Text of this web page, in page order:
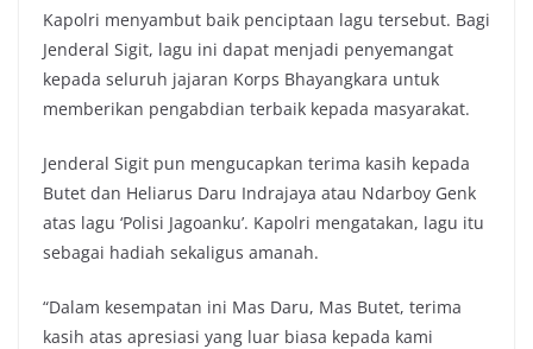
Kapolri menyambut baik penciptaan lagu tersebut. Bagi
Jenderal Sigit, lagu ini dapat menjadi penyemangat
kepada seluruh jajaran Korps Bhayangkara untuk
memberikan pengabdian terbaik kepada masyarakat.
Jenderal Sigit pun mengucapkan terima kasih kepada
Butet dan Heliarus Daru Indrajaya atau Ndarboy Genk
atas lagu ‘Polisi Jagoanku’. Kapolri mengatakan, lagu itu
sebagai hadiah sekaligus amanah.
“Dalam kesempatan ini Mas Daru, Mas Butet, terima
kasih atas apresiasi yang luar biasa kepada kami